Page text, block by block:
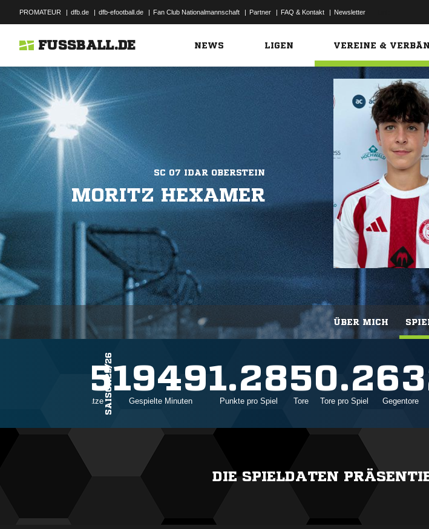
PROMATEUR | dfb.de | dfb-efootball.de | Fan Club Nationalmannschaft | Partner | FAQ & Kontakt | Newsletter
FUSSBALL.DE NEWS LIGEN VEREINE &
ÜBER MICH
SC 07 IDAR OBERSTEIN
MORITZ HEXAMER
SAISON25/26
25
Einsätze
1949
Gespielte Minuten
1.28
Punkte pro Spiel
5
Tore
0.2
Tore pro Spiel
63
Gegentore
DIE SPIELDATEN